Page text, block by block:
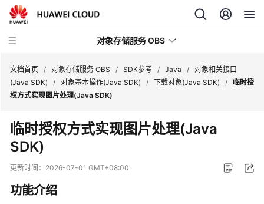
对象存储服务 OBS
动
态
服
务
公
文档首页 / 对象存储服务 OBS / SDK参考 / Java / 对象相关接口
(Java SDK)
/ 对象基本操作(Java SDK) / 下载对象(Java SDK) /
临时授
权方式实现图片处理(Java SDK)
临时授权方式实现图片处理(Java
SDK)
更新时间： 2026-07-01 GMT+08:00
功能介绍